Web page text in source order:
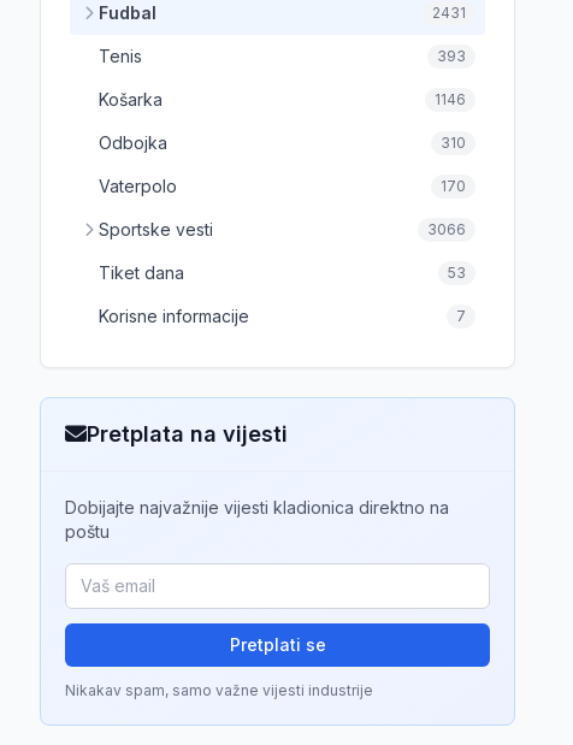
Fudbal 2431
Tenis 393
Košarka 1146
Odbojka 310
Vaterpolo 170
Sportske vesti 3066
Tiket dana 53
Korisne informacije 7
Pretplata na vijesti
Dobijajte najvažnije vijesti kladionica direktno na
poštu
Pretplati se
Nikakav spam, samo važne vijesti industrije